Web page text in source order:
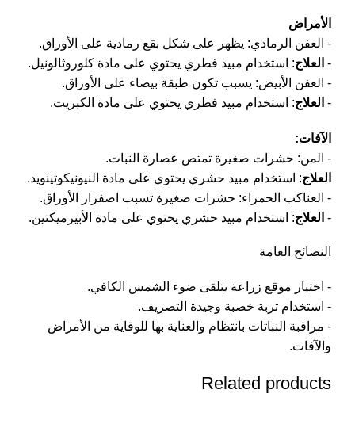
الأمراض
- العفن الرمادي: يظهر على شكل بقع رمادية على الأوراق.
- العلاج: استخدام مبيد فطري يحتوي على مادة كلوروثالونيل.
- العفن الأبيض: يسبب تكون طبقة بيضاء على الأوراق.
- العلاج: استخدام مبيد فطري يحتوي على مادة الكبريت.
الآفات:
- المن: حشرات صغيرة تمتص عصارة النبات.
العلاج: استخدام مبيد حشري يحتوي على مادة النيونيكوتينويد.
- العناكب الحمراء: حشرات صغيرة تسبب اصفرار الأوراق.
- العلاج: استخدام مبيد حشري يحتوي على مادة الأبيرميكتين.
النصائح العامة
- اختيار موقع زراعة يتلقى ضوء الشمس الكافي.
- استخدام تربة خصبة وجيدة التصريف.
- مراقبة النباتات بانتظام والعناية بها للوقاية من الأمراض
والآفات.
Related products